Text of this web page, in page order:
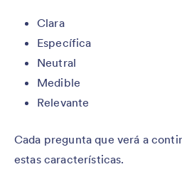
Clara
Específica
Neutral
Medible
Relevante
Cada pregunta que verá a
estas características.